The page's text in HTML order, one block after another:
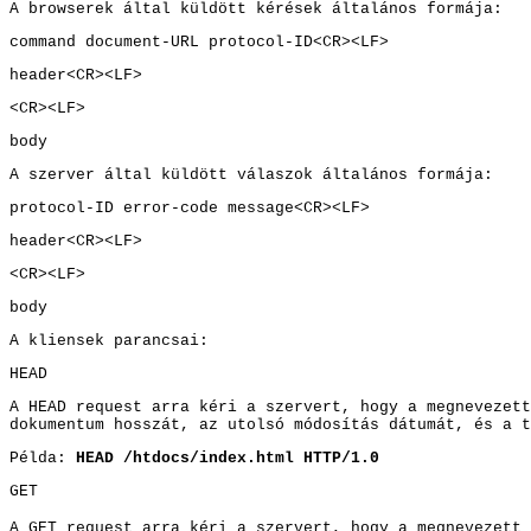
A browserek által küldött kérések általános formája:
command document-URL protocol-ID<CR><LF>
header<CR><LF>
<CR><LF>
body
A szerver által küldött válaszok általános formája:
protocol-ID error-code message<CR><LF>
header<CR><LF>
<CR><LF>
body
A kliensek parancsai:
HEAD
A HEAD request arra kéri a szervert, hogy a
dokumentum hosszát, az utolsó módosítás dátumát, és a
Példa: HEAD /htdocs/index.html HTTP/1.0
GET